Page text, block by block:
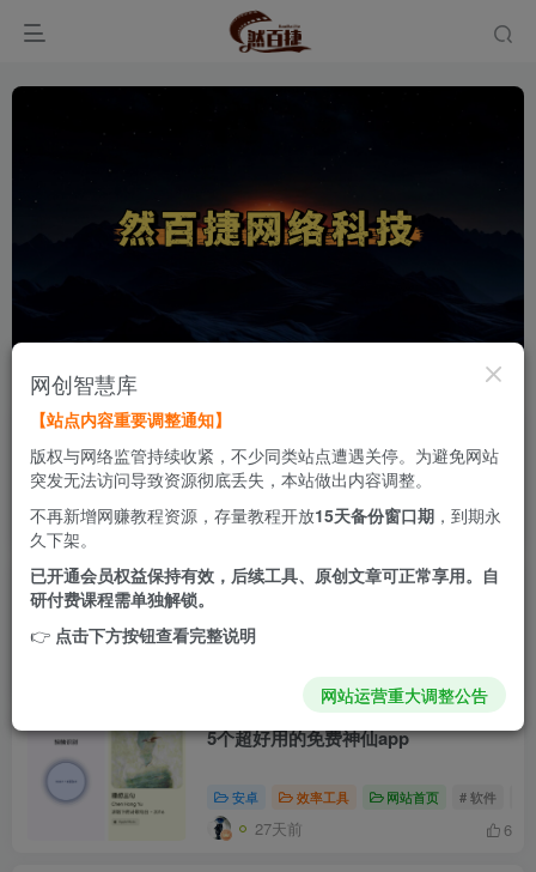
《致全体会员：关于本站内容调整与相
关资源安排的说明》
网站首页
12天前
AI一键批量生成短视频、自动混剪、多
载）windows
5个超好用的免费神仙app
安卓 效率工具 网站首页 # 软件
27天前 6
网创智慧库
【站点内容重要调整通知】
版权与网络监管持续收紧，不少同类站点遭遇关停。为避免网站
突发无法访问导致资源彻底丢失，本站做出内容调整。
不再新增网赚教程资源，存量教程开放15天备份窗口期 ，到期永
久下架。
已开通会员权益保持有效，后续工具、原创文章可正常享用。自
研付费课程需单独解锁。
👉 点击下方按钮查看完整说明
网站运营重大调整公告